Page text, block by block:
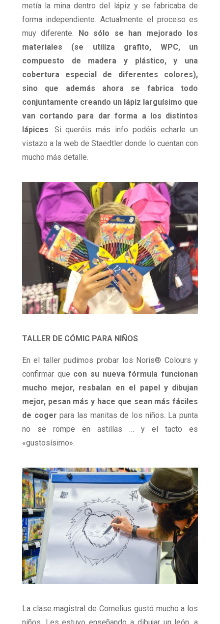
metía la mina dentro del lápiz y se fabricaba de
forma independiente. Actualmente el proceso es
muy diferente. No sólo se han mejorado los
materiales (se utiliza grafito, WPC, un
compuesto de madera y plástico, y una
cobertura especial de diferentes colores),
sino que además ahora se fabrica todo
conjuntamente creando un lápiz larguísimo que
van cortando para dar forma a los distintos
lápices . Si queréis más info podéis echarle un
vistazo a la web de Staedtler donde lo cuentan con
mucho más detalle.
TALLER DE CÓMIC PARA NIÑOS
En el taller pudimos probar los Noris® Colours y
confirmar que con su nueva fórmula funcionan
mucho mejor, resbalan en el papel y dibujan
mejor, pesan más y hace que sean más fáciles
de cogerpara las manitas de los niños. La punta
no se rompe en astillas … y el tacto es
«gustosísimo».
La clase magistral de Cornelius gustó mucho a los